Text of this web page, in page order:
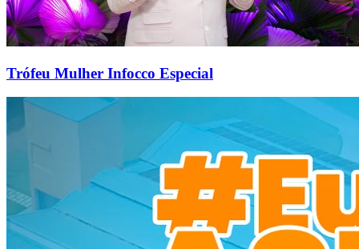
Trófeu Mulher Infocco Especial